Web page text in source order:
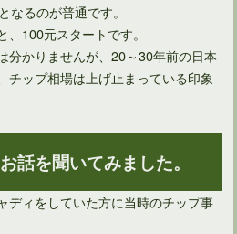
なるのが普通です。
100元スタートです。
分かりませんが、20～30年前の日本
チップ相場は上げ止まっている印象
話を聞いてみました。
ディをしていた方に当時のチップ事